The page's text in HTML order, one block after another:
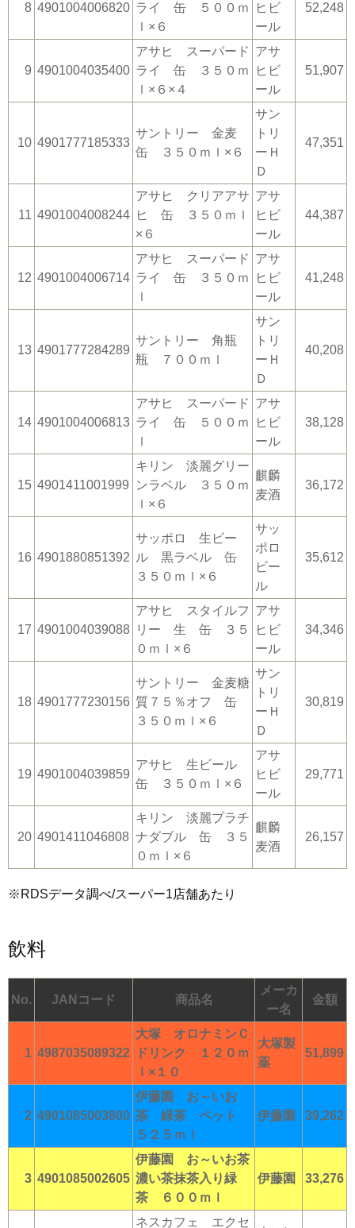
8 4901004006820 ライ 缶 ５００ｍ
ｌ×６
ヒビ
ール
52,248
9 4901004035400
アサヒ スーパード
ライ 缶 ３５０ｍ
ｌ×６×４
アサ
ヒビ
ール
51,907
10 4901777185333
サントリー 金麦
缶 ３５０ｍｌ×６
サン
トリ
ーＨ
Ｄ
47,351
11 4901004008244
アサヒ クリアアサ
ヒ 缶 ３５０ｍｌ
×６
アサ
ヒビ
ール
44,387
12 4901004006714
アサヒ スーパード
ライ 缶 ３５０ｍ
ｌ
アサ
ヒビ
ール
41,248
13 4901777284289
サントリー 角瓶
瓶 ７００ｍｌ
サン
トリ
ーＨ
Ｄ
40,208
14 4901004006813
アサヒ スーパード
ライ 缶 ５００ｍ
ｌ
アサ
ヒビ
ール
38,128
15 4901411001999
キリン 淡麗グリー
ンラベル ３５０ｍ
ｌ×６
麒麟
麦酒
36,172
16 4901880851392
サッポロ 生ビー
ル 黒ラベル 缶
３５０ｍｌ×６
サッ
ポロ
ビー
ル
35,612
17 4901004039088
アサヒ スタイルフ
リー 生 缶 ３５
０ｍｌ×６
アサ
ヒビ
ール
34,346
18 4901777230156
サントリー 金麦糖
質７５％オフ 缶
３５０ｍｌ×６
サン
トリ
ーＨ
Ｄ
30,819
19 4901004039859
アサヒ 生ビール
缶 ３５０ｍｌ×６
アサ
ヒビ
ール
29,771
20 4901411046808
キリン 淡麗プラチ
ナダブル 缶 ３５
０ｍｌ×６
麒麟
麦酒
26,157
※RDSデータ調べ/スーパー1店舗あたり
飲料
No. JANコード 商品名
メーカ
ー名
金額
1 4987035089322
大塚 オロナミンＣ
ドリンク １２０ｍ
ｌ×１０
大塚製
薬
51,899
2 4901085003800
伊藤園 お～いお
茶 緑茶 ペット
５２５ｍｌ
伊藤園 39,262
3 4901085002605
伊藤園 お～いお茶
濃い茶抹茶入り緑
茶 ６００ｍｌ
伊藤園 33,276
ネスカフェ エクセ